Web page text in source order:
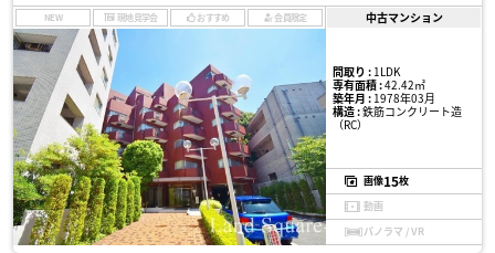
NEW 現地見学会 おすすめ 会員限定 中古マンション
間取り :1LDK
専有面積 :42.42㎡
築年月 :1978年03月
構造 :鉄筋コンクリート造
（RC）
画像15枚
動画
パノラマ / VR